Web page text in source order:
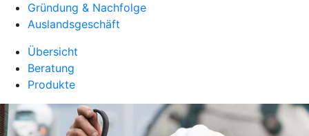
Gründung & Nachfolge
Auslandsgeschäft
Übersicht
Beratung
Produkte